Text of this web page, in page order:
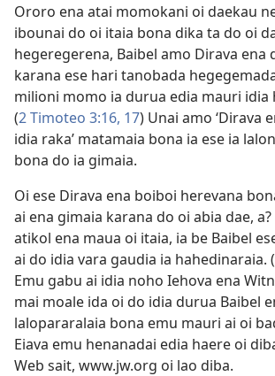
Ororo ena atai momokani oi daekau
ibounai do oi itaia bona dika ta do oi
hegeregerena, Baibel amo Dirava ena
karana ese hari tanobada
milioni momo ia durua edia mauri idia
(2 Timoteo 3:16, 17) Unai amo ‘Dirava
idia raka’ matamaia bona ia ese ia
bona do ia gimaia.
Oi ese Dirava ena boiboi herevana
ai ena gimaia karana do oi abia dae,
atikol ena maua oi itaia, ia be Baibel
ai do idia vara gaudia ia hahedinaraia. (
Emu gabu ai idia noho Iehova ena
mai moale ida oi do idia durua Baibel
lalopararalaia bona emu mauri ai oi
Eiava emu henanadai edia haere oi
Web sait, www.jw.org oi lao diba.